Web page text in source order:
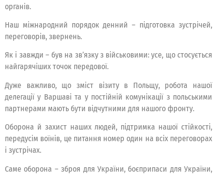
органів.
Наш міжнародний порядок денний – підготовка зустрічей,
переговорів, звернень.
Як і завжди – був на звʼязку з військовими: усе, що стосується
найгарячіших точок передової.
Дуже важливо, що зміст візиту в Польщу, робота нашої
делегації у Варшаві та у постійній комунікації з польськими
партнерами мають бути відчутними для нашого фронту.
Оборона й захист наших людей, підтримка нашої стійкості,
передусім воїнів, це питання номер один на всіх переговорах
і зустрічах.
Саме оборона – зброя для України, боєприпаси для України,